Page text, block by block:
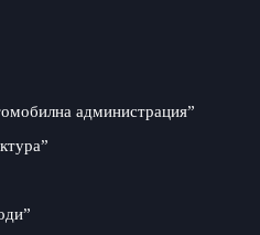
администрация”